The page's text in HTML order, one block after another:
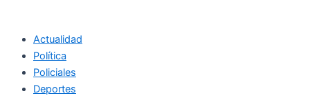
Actualidad
Política
Policiales
Deportes